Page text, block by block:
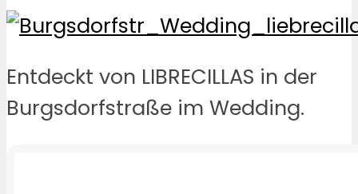
Entdeckt von LIBRECILLAS in der
Burgsdorfstraße im Wedding.